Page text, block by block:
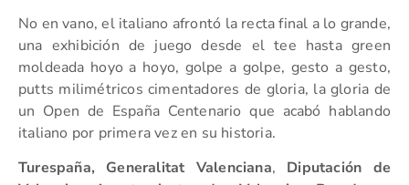
No en vano, el italiano afrontó la recta final a lo grande,
una exhibición de juego desde el tee hasta green
moldeada hoyo a hoyo, golpe a golpe, gesto a gesto,
putts milimétricos cimentadores de gloria, la gloria de
un Open de España Centenario que acabó hablando
italiano por primera vez en su historia.
Turespaña, Generalitat Valenciana, Diputación de